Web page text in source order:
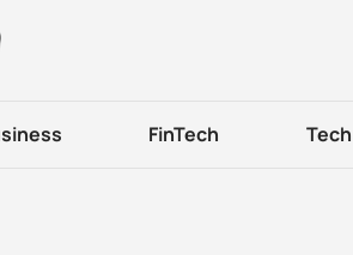
FinTech Tech